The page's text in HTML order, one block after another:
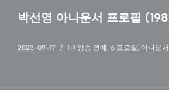
박선영 아나운서 프로필
2023-09-17 1-1 방송 연예 , 6 프로필 , 아나운서